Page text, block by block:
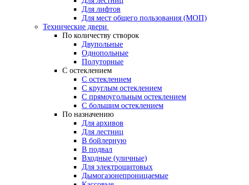
Для лифтов
Для мест общего пользования (МОП)
Технические двери
По количеству створок
Двупольные
Однопольные
Полуторные
С остеклением
С остеклением
С круглым остеклением
С прямоугольным остеклением
С большим остеклением
По назначению
Для архивов
Для лестниц
В бойлерную
В подвал
Входные (уличные)
Для электрощитовых
Дымогазонепроницаемые